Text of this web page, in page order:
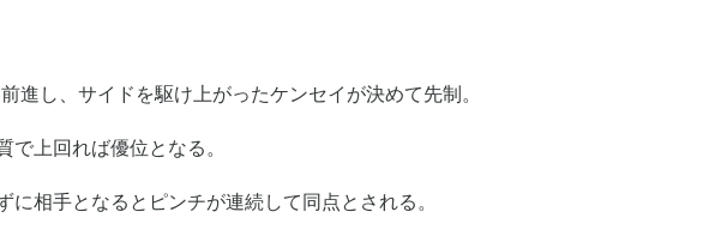
進し、サイドを駆け上がったケンセイが決めて先制。
上回れば優位となる。
に相手となるとピンチが連続して同点とされる。